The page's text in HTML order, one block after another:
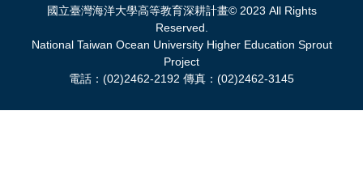
國立臺灣海洋大學高等教育深耕計畫© 2023 All Rights
Reserved.
National Taiwan Ocean University Higher Education Sprout
Project
電話：(02)2462-2192 傳真：(02)2462-3145